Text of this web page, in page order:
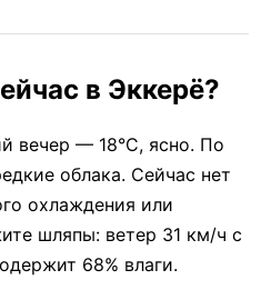
в Эккерё?
вечер — 18°C, ясно. По
облака. Сейчас нет
охлаждения или
шляпы: ветер 31 км/ч с
68% влаги.